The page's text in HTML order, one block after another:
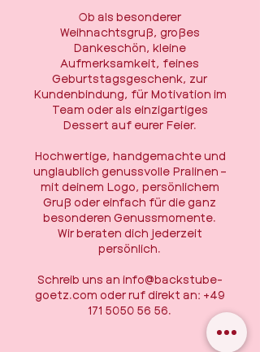
Ob als besonderer
Weihnachtsgruß, großes
Dankeschön, kleine
Aufmerksamkeit, feines
Geburtstagsgeschenk, zur
Kundenbindung, für Motivation im
Team oder als einzigartiges
Dessert auf eurer Feier.
Hochwertige, handgemachte und
unglaublich genussvolle Pralinen –
mit deinem Logo, persönlichem
Gruß oder einfach für die ganz
besonderen Genussmomente.
Wir beraten dich jederzeit
persönlich.
Schreib uns an info@backstube-
goetz.com oder ruf direkt an: +49
171 5050 56 56.